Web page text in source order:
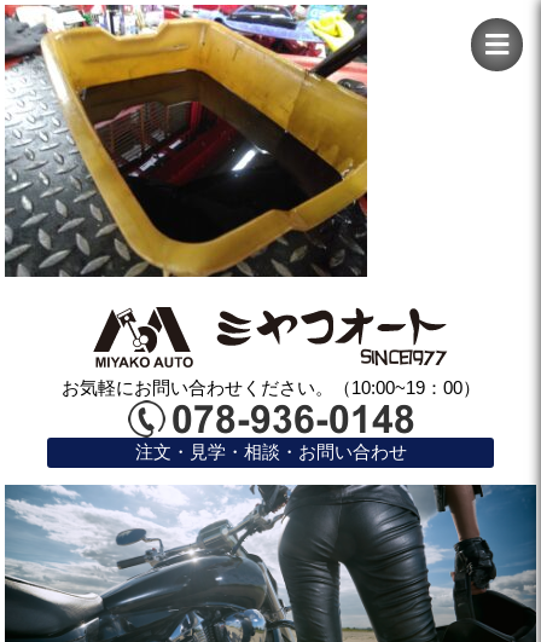
お気軽にお問い合わせください。（10:00~19：00）
注文・見学・相談・お問い合わせ